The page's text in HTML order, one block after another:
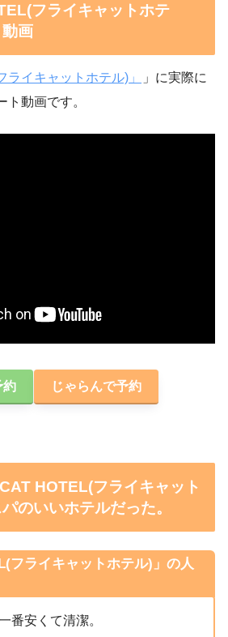
フライキャットホテ
画
ライキャットホテル)」
」に実際に
動画です。
約 じゃらんで予約
HOTEL(フライキャット
のいいホテルだった。
フライキャットホテル)」の人
番安くて清潔。